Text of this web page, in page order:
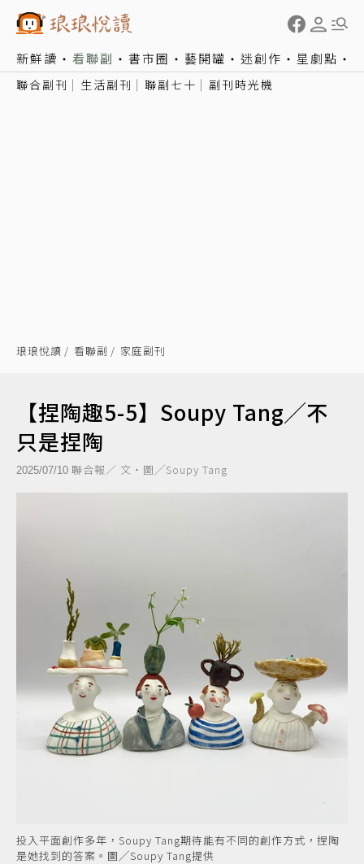
新鮮讀 看聯副 書市圈 藝開罐 迷創作 星劇點
聯合副刊 生活副刊 聯副七十 副刊時光機
琅琅悅讀 看聯副 家庭副刊
【捏陶趣5-5】Soupy Tang╱不
只是捏陶
2025/07/10 聯合報／ 文‧圖╱Soupy Tang
投入平面創作多年，Soupy Tang期待能有不同的創作方式，捏陶
是她找到的答案。圖╱Soupy Tang提供